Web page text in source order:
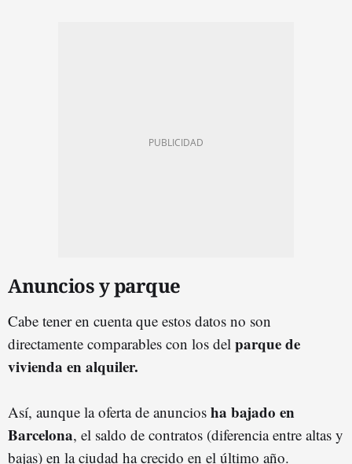
Anuncios y parque
Cabe tener en cuenta que estos datos no son
directamente comparables con los del parque de
vivienda en alquiler.
Así, aunque la oferta de anuncios ha bajado en
Barcelona, el saldo de contratos (diferencia entre altas y
bajas) en la ciudad ha crecido en el último año.